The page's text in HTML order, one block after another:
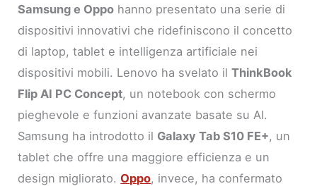
Samsung e Oppo hanno presentato una serie di
dispositivi innovativi che ridefiniscono il concetto
di laptop, tablet e intelligenza artificiale nei
dispositivi mobili. Lenovo ha svelato ilThinkBook
Flip AI PC Concept, un notebook con schermo
pieghevole e funzioni avanzate basate su AI.
Samsung ha introdotto il Galaxy Tab S10 FE+, un
tablet che offre una maggiore efficienza e un
design migliorato.Oppo, invece, ha confermato